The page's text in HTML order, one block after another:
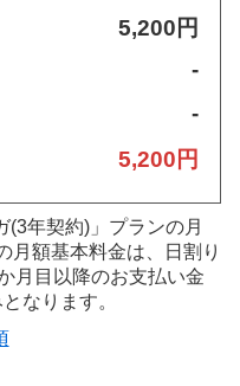
5,200円
-
-
5,200円
年契約)」プランの月
月額基本料金は、日割り
月目以降のお支払い金
なります。